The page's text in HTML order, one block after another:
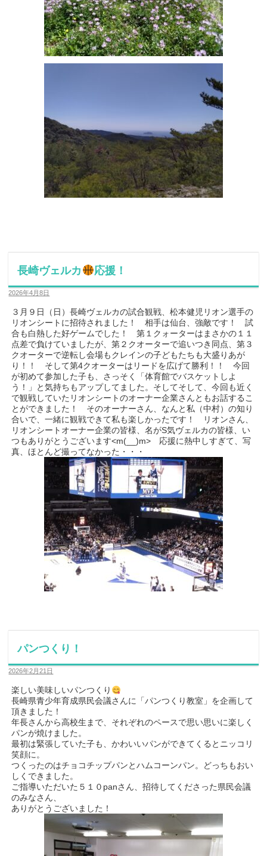
長崎ヴェルカ 応援！
2026年4月8日
３月９日（日）長崎ヴェルカの試合観戦、松本健児リオン選手の
リオンシートに招待されました！ 相手は仙台、強敵です！ 試
合も白熱した好ゲームでした！ 第１クォーターはまさかの１１
点差で負けていましたが、第２クオーターで追いつき同点、第３
クオーターで逆転し会場もクレインの子どもたちも大盛りあが
り！！ そして第4クオーターはリードを広げて勝利！！ 今回
が初めて参加した子も、さっそく「体育館でバスケットしよ
う！」と気持ちもアップしてました。そしてそして、今回も近く
で観戦していたリオンシートのオーナー企業さんともお話するこ
とができました！ そのオーナーさん、なんと私（中村）の知り
合いで、一緒に観戦できて私も楽しかったです！ リオンさん、
リオンシートオーナー企業の皆様、名がS気ヴェルカの皆様、い
つもありがとうございます<m(__)m> 応援に熱中しすぎて、写
真、ほとんど撮ってなかった・・・
パンつくり！
2026年2月21日
楽しい美味しいパンつくり
長崎県青少年育成県民会議さんに「パンつくり教室」を企画して
頂きました！
年長さんから高校生まで、それぞれのペースで思い思いに楽しく
パンが焼けました。
最初は緊張していた子も、かわいいパンができてくるとニッコリ
笑顔に。
つくったのはチョコチップパンとハムコーンパン。どっちもおい
しくできました。
ご指導いただいた５１０panさん、招待してくださった県民会議
のみなさん、
ありがとうございました！